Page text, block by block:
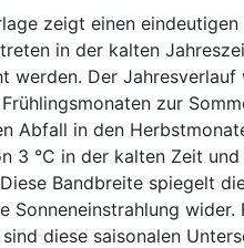
zeigt einen
in der kalten
werden. Der
zur
Abfall in den
3 °C in der kalten Zeit
Bandbreite spiegelt
Sonneneinstrahlung
diese saisonalen